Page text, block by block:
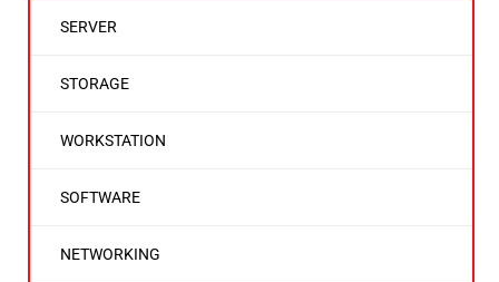
SERVER
STORAGE
WORKSTATION
SOFTWARE
NETWORKING